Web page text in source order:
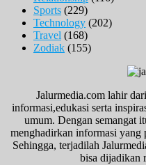
Sports (229)
Technology (202)
Travel (168)
Zodiak (155)
Jalurmedia.com lahir
informasi,edukasi serta
umum. Dengan semangat
menghadirkan informasi yang
Sehingga, terjadilah
bisa dijadikan